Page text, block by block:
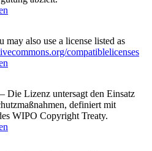
also use a license listed as
compatiblelicenses
Die Lizenz untersagt den Einsatz
definiert mit
WIPO Copyright Treaty.